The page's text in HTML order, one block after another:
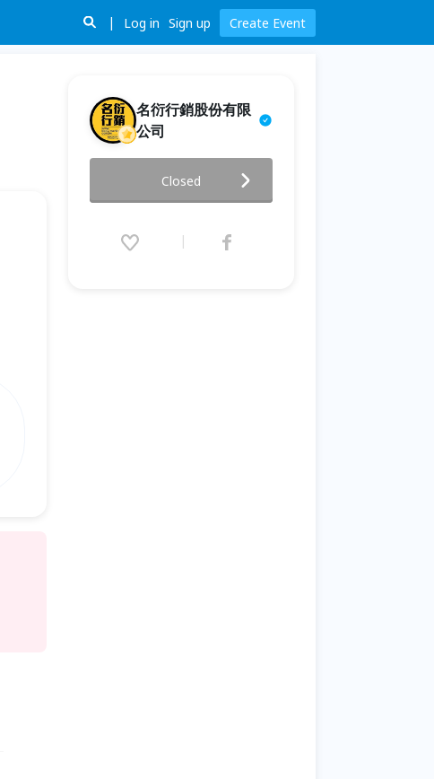
Log in Sign up Create Event
名衍行銷股份有限
公司
2026.06.27 (Sat) 09:00 - 17:10
(GMT+8)
Closed